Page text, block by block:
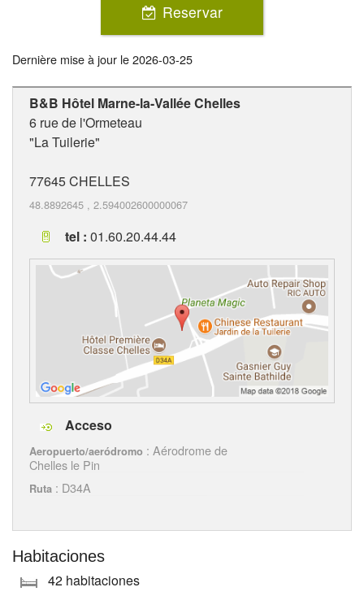
Reservar
Dernière mise à jour le2026-03-25
B&B Hôtel Marne-la-Vallée Chelles
6 rue de l'Ormeteau
"La Tuilerie"
77645CHELLES
48.8892645 , 2.594002600000067
tel : 01.60.20.44.44
Acceso
Aeropuerto/aeródromo : Aérodrome de
Chelles le Pin
Ruta : D34A
Habitaciones
42 habitaciones